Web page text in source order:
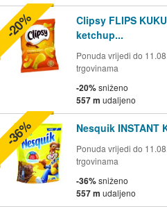
Clipsy FLIPS
ketchup...
Ponuda vrijedi do
trgovinama
-20%sniženo
557 m udaljeno
-20%
Nesquik INSTANT
Ponuda vrijedi do
trgovinama
-36%sniženo
557 m udaljeno
-36%